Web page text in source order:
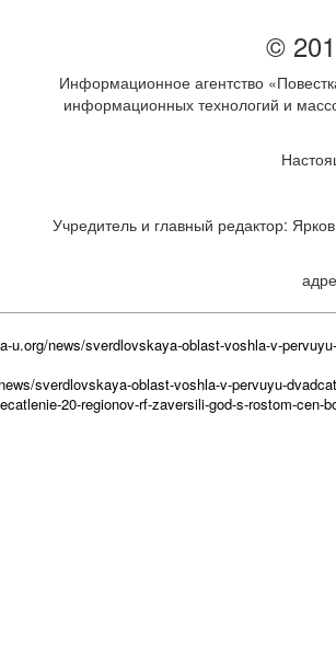
©
Информационное агентство
информационных технологий и
Учредитель и главный редактор:
u.org/news/sverdlovskaya-oblast-voshla-v-
sverdlovskaya-oblast-voshla-v-pervuyu-
20-regionov-rf-zaversili-god-s-rostom-cen-